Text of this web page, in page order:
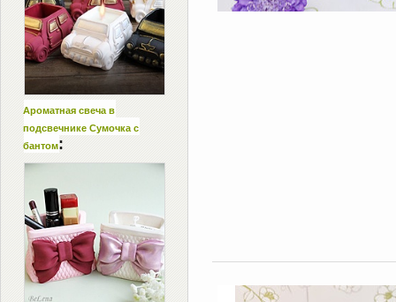
Ароматная свеча в
подсвечнике Сумочка с
бантом: